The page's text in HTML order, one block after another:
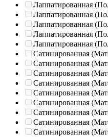
Лаппатированная
Лаппатированная
Лаппатированная
Лаппатированная
Лаппатированная
Сатинированная
Сатинированная
Сатинированная
Сатинированная
Сатинированная
Сатинированная
Сатинированная
Сатинированная
Сатинированная